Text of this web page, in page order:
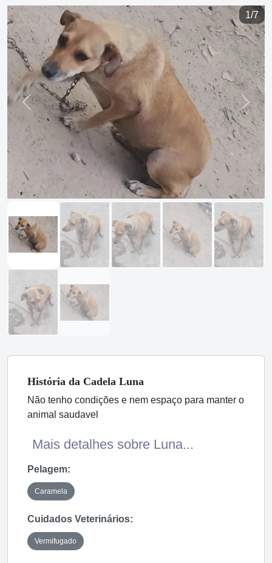
1/7
Previous Next
História da Cadela Luna
Não tenho condições e nem espaço para manter o
animal saudavel
Mais detalhes sobre Luna...
Pelagem:
Caramela
Cuidados Veterinários:
Vermifugado